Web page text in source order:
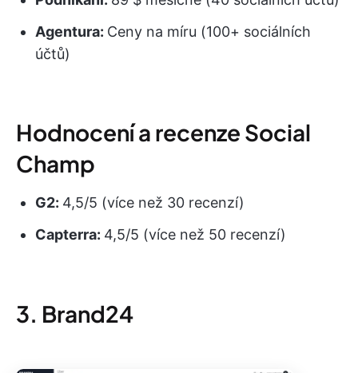
Agentura: Ceny na míru (100+ sociálních
účtů)
Hodnocení a recenze Social
Champ
G2: 4,5/5 (více než 30 recenzí)
Capterra: 4,5/5 (více než 50 recenzí)
3. Brand24